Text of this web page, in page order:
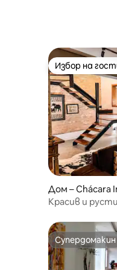
Избор на
Избор на
Дом – Chácara
Красив и
Супердомакин
Супердомакин